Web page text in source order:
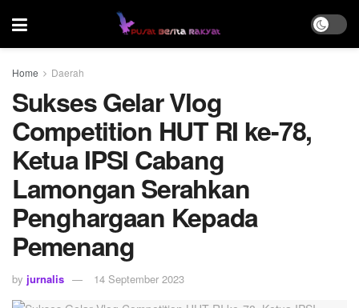
Home Daerah
Sukses Gelar Vlog
Competition HUT RI ke-78,
Ketua IPSI Cabang
Lamongan Serahkan
Penghargaan Kepada
Pemenang
by jurnalis 14 September 2023